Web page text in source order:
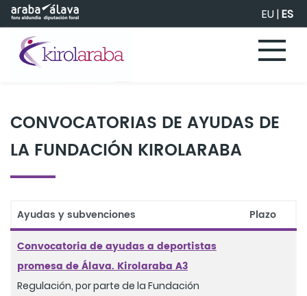
Saltar al contenido principal EU|ES
CONVOCATORIAS DE AYUDAS DE
LA FUNDACIÓN KIROLARABA
Ayudas y subvenciones
Plazo
Convocatoria de ayudas a deportistas
promesa de Álava. Kirolaraba A3
Regulación, por parte de la Fundación